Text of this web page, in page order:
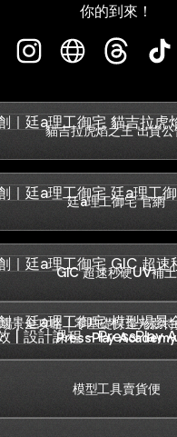
你的到來！
王 出貨公告
貓吉拉虎焰之王 出貨
官網
廷a理工御宅 官網
UV補土
GIC 超速秒硬UV補土
略｜零基礎打造光影特
景全攻略｜零基礎打造光影
PressPlay Academy
模型工具賣貨便